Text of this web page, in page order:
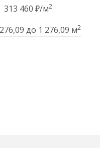
313 460 ₽/м2
до 1 276,09 м2